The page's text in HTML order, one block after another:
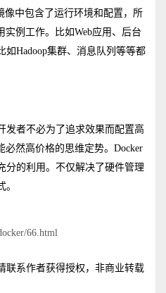
像中包含了运行环境和配置，所
实例工作。比如Web应用、后台
如Hadoop集群、消息队列等等都
发者不必为了追求效果而配置高
必然高价格的思维定势。Docker
分的利用。不仅解决了硬件管理
66.html
联系作者获得授权，非商业转载